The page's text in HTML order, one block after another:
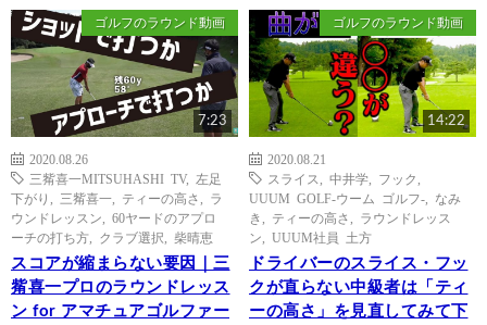
ゴルフのラウンド動画
7:23
2020.08.26
三觜喜一MITSUHASHI TV, 左足
下がり
三觜喜一 ティーの高さ
ラ
ウンドレッスン
60ヤードのアプロ
ーチの打ち方
クラブ選択 柴晴恵
スコアが縮まらない要因｜三
觜喜一プロのラウンドレッス
ン for アマチュアゴルファー
ゴルフのラウンド動画
14:22
2020.08.21
スライス
中井学 フック
UUUM GOLF-ウーム ゴルフ-
なみ
き
ティーの高さ
ラウンドレッス
ン
UUUM社員 土方
ドライバーのスライス・フッ
クが直らない中級者は「ティ
ーの高さ」を見直してみて下